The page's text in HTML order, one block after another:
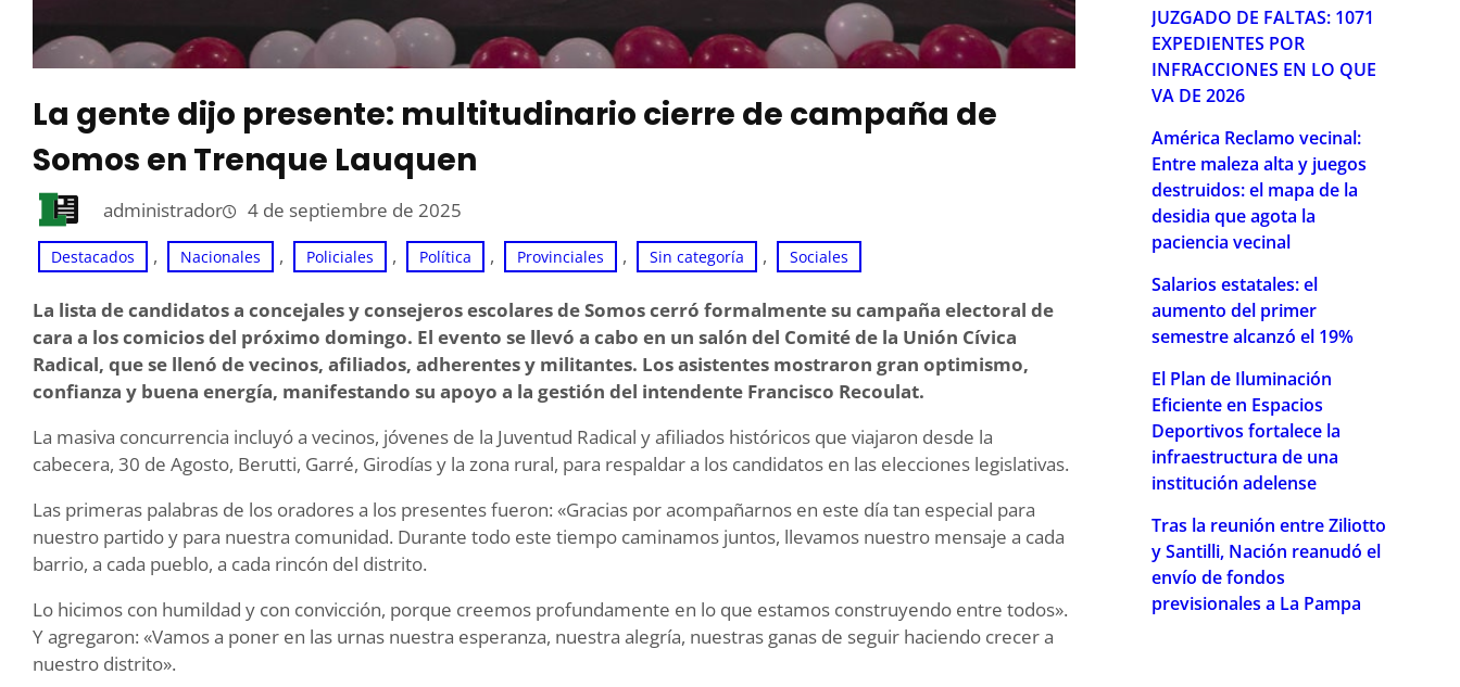
La gente dijo presente: multitudinario cierre de campaña de
Somos en Trenque Lauquen
administrador 4 de septiembre de 2025
Destacados , Nacionales , Policiales , Política , Provinciales , Sin categoría , Sociales
La lista de candidatos a concejales y consejeros escolares de Somos cerró formalmente su campaña electoral de
cara a los comicios del próximo domingo. El evento se llevó a cabo en un salón del Comité de la Unión Cívica
Radical, que se llenó de vecinos, afiliados, adherentes y militantes. Los asistentes mostraron gran optimismo,
confianza y buena energía, manifestando su apoyo a la gestión del intendente Francisco Recoulat.
La masiva concurrencia incluyó a vecinos, jóvenes de la Juventud Radical y afiliados históricos que viajaron desde la
cabecera, 30 de Agosto, Berutti, Garré, Girodías y la zona rural, para respaldar a los candidatos en las elecciones legislativas.
Las primeras palabras de los oradores a los presentes fueron: «Gracias por acompañarnos en este día tan especial para
nuestro partido y para nuestra comunidad. Durante todo este tiempo caminamos juntos, llevamos nuestro mensaje a cada
barrio, a cada pueblo, a cada rincón del distrito.
Lo hicimos con humildad y con convicción, porque creemos profundamente en lo que estamos construyendo entre todos».
Y agregaron: «Vamos a poner en las urnas nuestra esperanza, nuestra alegría, nuestras ganas de seguir haciendo crecer a
nuestro distrito».
JUZGADO DE FALTAS: 1071
EXPEDIENTES POR
INFRACCIONES EN LO QUE
VA DE 2026
América Reclamo vecinal:
Entre maleza alta y juegos
destruidos: el mapa de la
desidia que agota la
paciencia vecinal
Salarios estatales: el
aumento del primer
semestre alcanzó el 19%
El Plan de Iluminación
Eficiente en Espacios
Deportivos fortalece la
infraestructura de una
institución adelense
Tras la reunión entre Ziliotto
y Santilli, Nación reanudó el
envío de fondos
previsionales a La Pampa